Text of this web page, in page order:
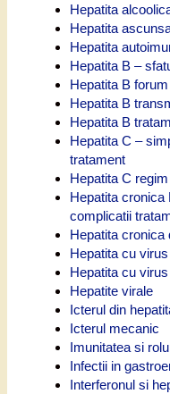
Hepatita
Hepatita
Hepatita
Hepatita B –
Hepatita B forum
Hepatita B
Hepatita B
Hepatita C –
tratament
Hepatita C
Hepatita cronica
complicatii
Hepatita cronica
Hepatita cu
Hepatita cu
Hepatite virale
Icterul din
Icterul mecanic
Imunitatea si
Infectii in
Interferonul si